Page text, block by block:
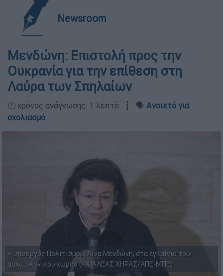
Newsroom
Μενδώνη: Επιστολή προς την
Ουκρανία για την επίθεση στη
Λαύρα των Σπηλαίων
🕛 χρόνος ανάγνωσης: 1 λεπτό ┋ 🗣️ Ανοικτό για
σχολιασμό
Η υπουργός Πολιτισμού, Λίνα Μενδώνη, στα εγκαίνια του
αρχαιολογικού χώρου (ΑΧΙΛΛΕΑΣ ΧΗΡΑΣ/ΑΠΕ-ΜΠΕ)